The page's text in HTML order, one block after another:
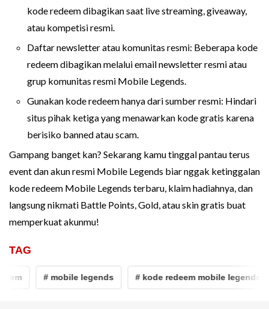
kode redeem dibagikan saat live streaming, giveaway,
atau kompetisi resmi.
Daftar newsletter atau komunitas resmi: Beberapa kode
redeem dibagikan melalui email newsletter resmi atau
grup komunitas resmi Mobile Legends.
Gunakan kode redeem hanya dari sumber resmi: Hindari
situs pihak ketiga yang menawarkan kode gratis karena
berisiko banned atau scam.
Gampang banget kan? Sekarang kamu tinggal pantau terus
event dan akun resmi Mobile Legends biar nggak ketinggalan
kode redeem Mobile Legends terbaru, klaim hadiahnya, dan
langsung nikmati Battle Points, Gold, atau skin gratis buat
memperkuat akunmu!
TAG
# mobile legends # kode redeem mobile legends